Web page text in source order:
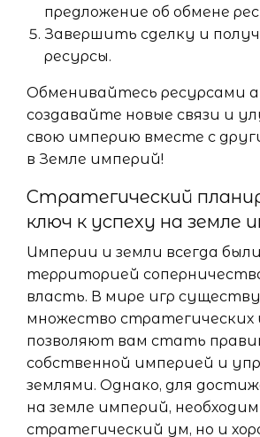
предложение об обмене
Завершить сделку и
ресурсы.
Обменивайтесь ресурсами
создавайте новые связи и
свою империю вместе с
в Земле империй!
Стратегический
ключ к успеху на земле
Империи и земли всегда были
территорией
власть. В мире игр
множество стратегических
позволяют вам стать
собственной империей и
землями. Однако, для
на земле империй,
стратегический ум, но и